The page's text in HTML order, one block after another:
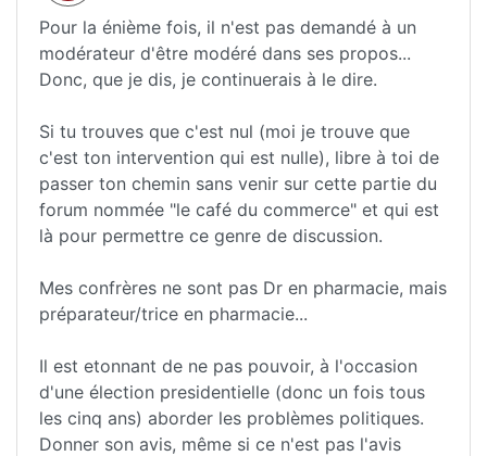
Pour la énième fois, il n'est pas demandé à un
modérateur d'être modéré dans ses propos...
Donc, que je dis, je continuerais à le dire.
Si tu trouves que c'est nul (moi je trouve que
c'est ton intervention qui est nulle), libre à toi de
passer ton chemin sans venir sur cette partie du
forum nommée "le café du commerce" et qui est
là pour permettre ce genre de discussion.
Mes confrères ne sont pas Dr en pharmacie, mais
préparateur/trice en pharmacie...
Il est etonnant de ne pas pouvoir, à l'occasion
d'une élection presidentielle (donc un fois tous
les cinq ans) aborder les problèmes politiques.
Donner son avis, même si ce n'est pas l'avis